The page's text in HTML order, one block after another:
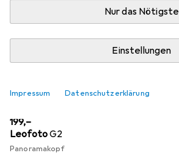
Nur das Nötigste
Einstellungen
Impressum Datenschutzerklärung
EUR
199,–
LeofotoG2
Panoramakopf